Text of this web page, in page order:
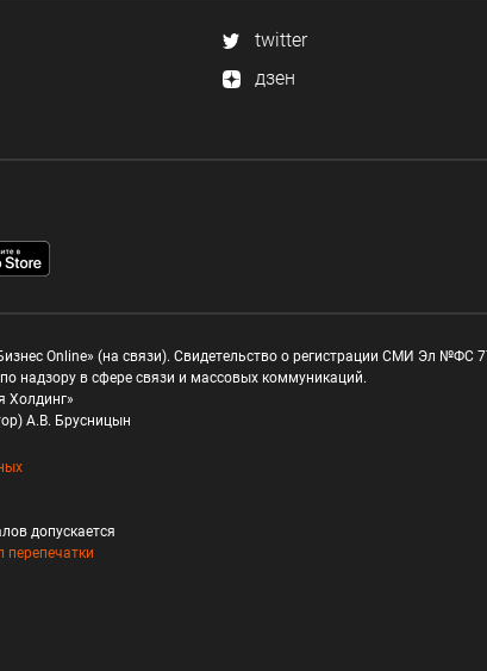
twitter
дзен
Online» (на связи). Свидетельство о регистрации СМИ Эл №ФС
надзору в сфере связи и массовых коммуникаций.
Холдинг»
А.В. Брусницын
допускается
перепечатки